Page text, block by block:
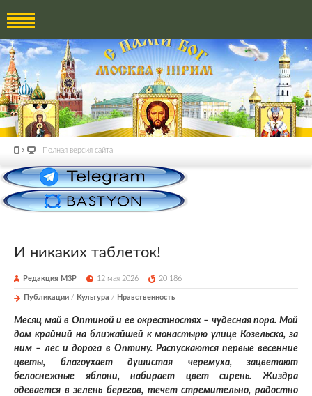
Полная версия сайта
И никаких таблеток!
Редакция М3Р 12 мая 2026 20 186
Публикации / Культура / Нравственность
Месяц май в Оптиной и ее окрестностях – чудесная пора. Мой
дом крайний на ближайшей к монастырю улице Козельска, за
ним – лес и дорога в Оптину. Распускаются первые весенние
цветы, благоухает душистая черемуха, зацветают
белоснежные яблони, набирает цвет сирень. Жиздра
одевается в зелень берегов, течет стремительно, радостно